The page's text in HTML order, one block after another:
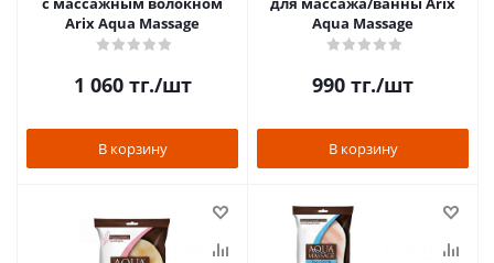
Arix Aqua Massage
1 060тг./шт
В корзину
Aqua Massage
990 тг./шт
В корзину